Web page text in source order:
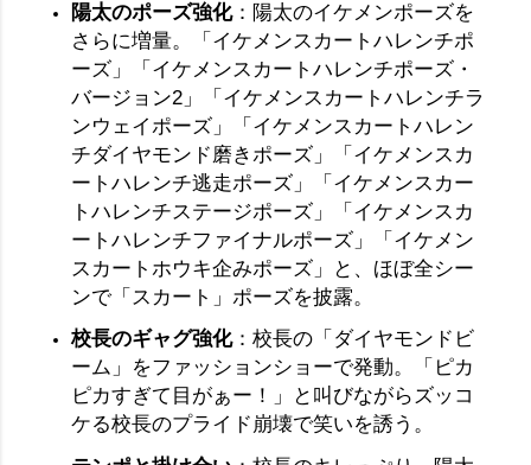
陽太のポーズ強化：陽太のイケメンポーズを
さらに増量。「イケメンスカートハレンチポ
ーズ」「イケメンスカートハレンチポーズ・
バージョン2」「イケメンスカートハレンチラ
ンウェイポーズ」「イケメンスカートハレン
チダイヤモンド磨きポーズ」「イケメンスカ
ートハレンチ逃走ポーズ」「イケメンスカー
トハレンチステージポーズ」「イケメンスカ
ートハレンチファイナルポーズ」「イケメン
スカートホウキ企みポーズ」と、ほぼ全シー
ンで「スカート」ポーズを披露。
校長のギャグ強化：校長の「ダイヤモンドビ
ーム」をファッションショーで発動。「ピカ
ピカすぎて目がぁー！」と叫びながらズッコ
ケる校長のプライド崩壊で笑いを誘う。